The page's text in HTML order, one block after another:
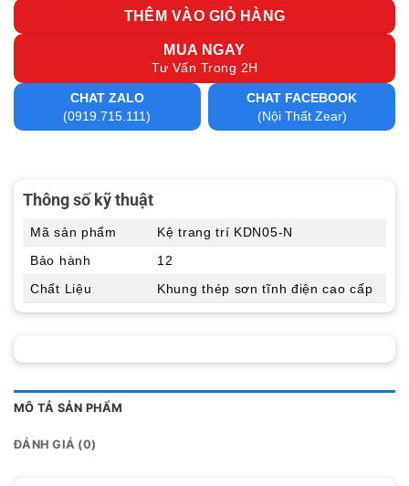
THÊM VÀO GIỎ HÀNG
MUA NGAY
Tư Vấn Trong 2H
CHAT ZALO
(0919.715.111)
CHAT FACEBOOK
(Nội Thất Zear)
MÔ TẢ SẢN PHẨM
ĐÁNH GIÁ (0)
Thông số kỹ thuật
Mã sản phẩm
Kệ trang trí KDN05-N
Bảo hành
12
Chất Liệu
Khung thép sơn tĩnh điện cao cấp